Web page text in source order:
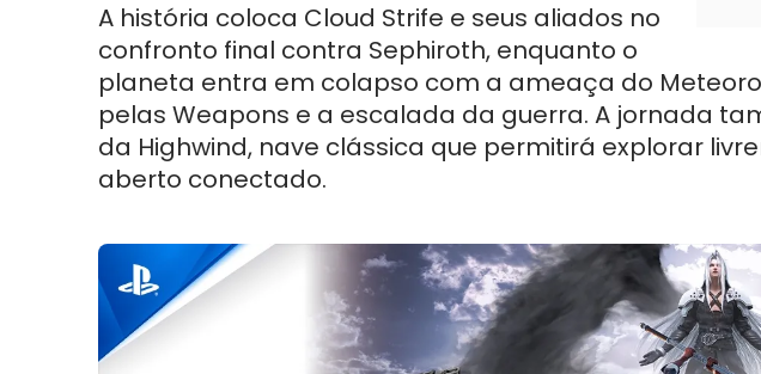
A história coloca Cloud Strife e seus aliados no
confronto final contra Sephiroth, enquanto o
planeta entra em colapso com a ameaça do
pelas Weapons e a escalada da guerra. A jornada
da Highwind, nave clássica que permitirá explorar
aberto conectado.